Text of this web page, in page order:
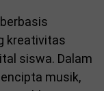
kreativitas
siswa. Dalam
musik,